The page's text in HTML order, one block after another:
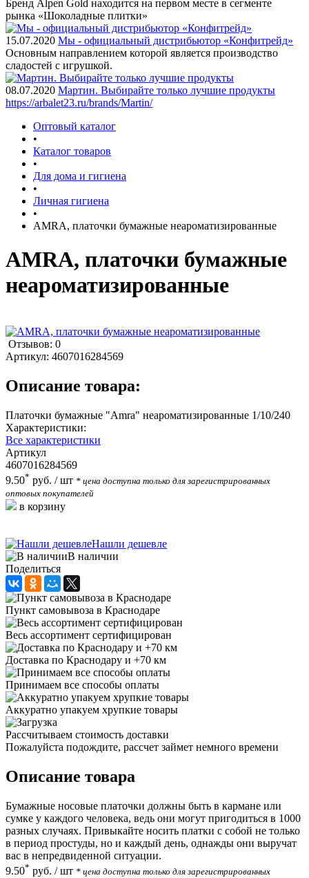
Бренд Alpen Gold находится на первом месте в сегменте
рынка «Шоколадные плитки»
15.07.2020 Мы - официальный дистрибьютор «Конфитрейд»
Основным направлением которой является производство
сладостей с игрушкой.
08.07.2020 Мартин. Выбирайте только лучшие продукты
https://arbalet23.ru/brands/Martin/
Оптовый каталог
•
Каталог товаров
•
Для дома и гигиена
•
Личная гигиена
•
AMRA, платочки бумажные неароматизированные
AMRA, платочки бумажные
неароматизированные
Отзывов: 0
Артикул: 4607016284569
Описание товара:
Платочки бумажные "Amra" неароматизированные 1/10/240
Характеристики:
Все характеристики
Артикул
4607016284569
9.50* руб. / шт * цена доступна только для зарегистрированных
оптовых покупателей
в корзину
Нашли дешевле
В наличии
Поделиться
Пункт самовывоза в Краснодаре
Весь ассортимент сертифицирован
Доставка по Краснодару и +70 км
Принимаем все способы оплаты
Аккуратно упакуем хрупкие товары
Рассчитываем стоимость доставки
Пожалуйста подождите, рассчет займет немного времени
Описание товара
Бумажные носовые платочки должны быть в кармане или
сумке у каждого человека, ведь они могут пригодиться в 1000
разных случаях. Привыкайте носить платки с собой не только
в период простуды, но и каждый день, однажды они выручат
вас в непредвиденной ситуации.
9.50* руб. / шт * цена доступна только для зарегистрированных